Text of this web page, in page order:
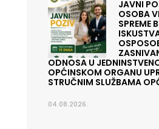
JAVNI
OSOBA
SPREME
ODNOSA U
OPĆINSKOM ORGANU
STRUČNIM SLUŽBAMA
04.08.2026.